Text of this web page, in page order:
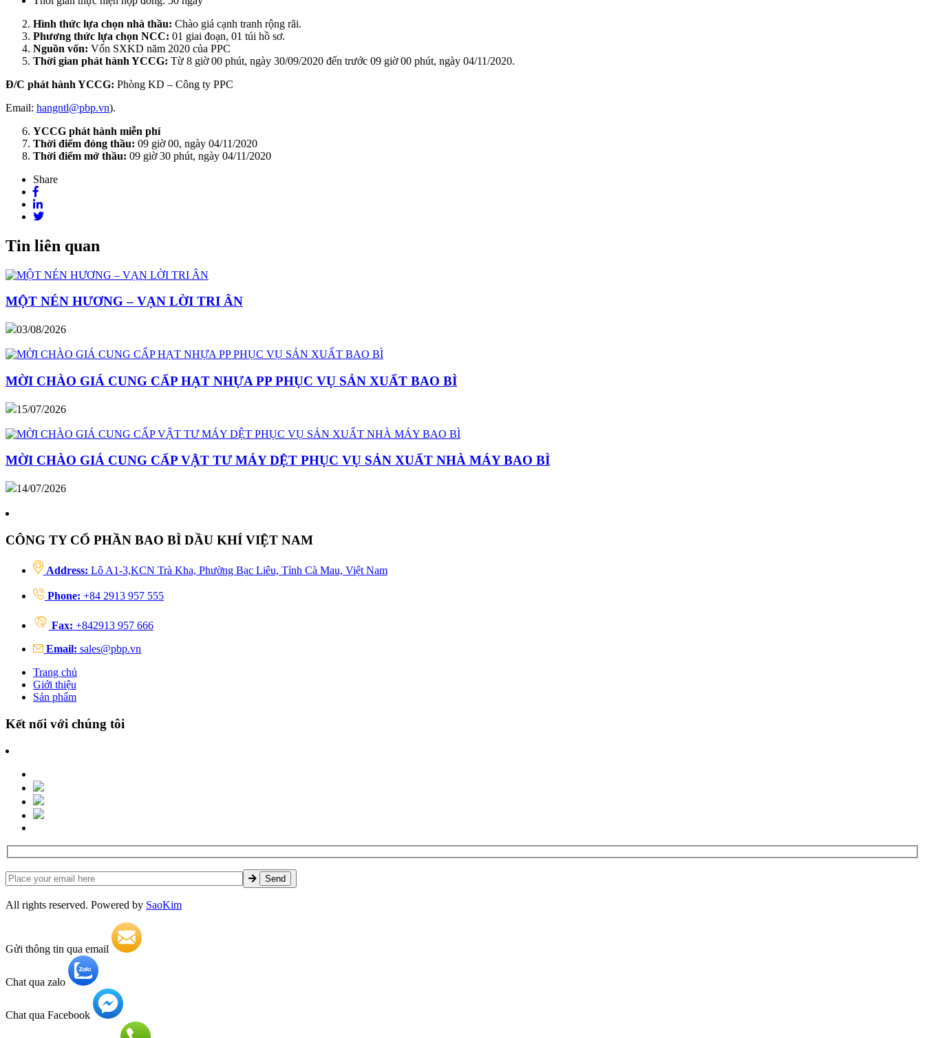
Hình thức lựa chọn nhà thầu: Chào giá cạnh tranh rộng rãi.
Phương thức lựa chọn NCC: 01 giai đoạn, 01 túi hồ sơ.
Nguồn vốn: Vốn SXKD năm 2020 của PPC
Thời gian phát hành YCCG: Từ 8 giờ 00 phút, ngày 30/09/2020 đến trước 09 giờ 00 phút, ngày 04/11/2020.
Đ/C phát hành YCCG: Phòng KD – Công ty PPC
Email: hangntl@pbp.vn).
YCCG phát hành miễn phí
Thời điểm đóng thầu: 09 giờ 00, ngày 04/11/2020
Thời điểm mở thầu: 09 giờ 30 phút, ngày 04/11/2020
Share
Tin liên quan
MỘT NÉN HƯƠNG – VẠN LỜI TRI ÂN
03/08/2026
MỜI CHÀO GIÁ CUNG CẤP HẠT NHỰA PP PHỤC VỤ SẢN XUẤT BAO BÌ
15/07/2026
MỜI CHÀO GIÁ CUNG CẤP VẬT TƯ MÁY DỆT PHỤC VỤ SẢN XUẤT NHÀ MÁY BAO BÌ
14/07/2026
CÔNG TY CỔ PHẦN BAO BÌ DẦU KHÍ VIỆT NAM
Address: Lô A1-3,KCN Trà Kha, Phường Bạc Liêu, Tỉnh Cà Mau, Việt Nam
Phone: +84 2913 957 555
Fax: +842913 957 666
Email: sales@pbp.vn
Trang chủ
Giới thiệu
Sản phẩm
Kết nối với chúng tôi
All rights reserved. Powered by SaoKim
Gửi thông tin qua email
Chat qua zalo
Chat qua Facebook